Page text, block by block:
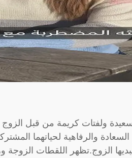
ولفتات كريمة من قبل الزوج
والرفاهية لحياتهما
الزوج.تظهر اللقطات الزوجة